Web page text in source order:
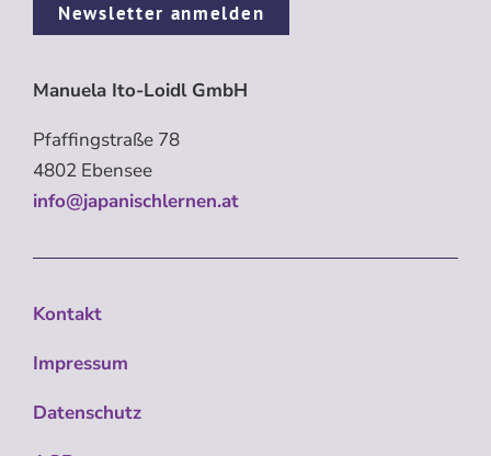
Newsletter anmelden
Manuela Ito-Loidl GmbH
Pfaffingstraße 78
4802 Ebensee
info@japanischlernen.at
Kontakt
Impressum
Datenschutz